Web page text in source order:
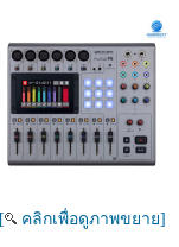
[ คลิกเพื่อดูภาพขยาย]